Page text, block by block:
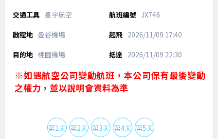
星宇航空 JX746
曼谷機場 2026/11/09 17:40
桃園機場 2026/11/09 22:30
※如遇航空公司變動航班，本公司保有最後變動
之權力，並以說明會資料為準
第1天 第2天 第3天 第4天 第5天